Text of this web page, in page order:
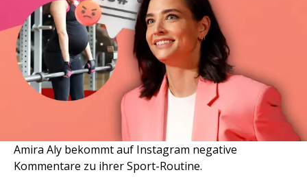
Amira Aly bekommt auf Instagram negative
Kommentare zu ihrer Sport-Routine.